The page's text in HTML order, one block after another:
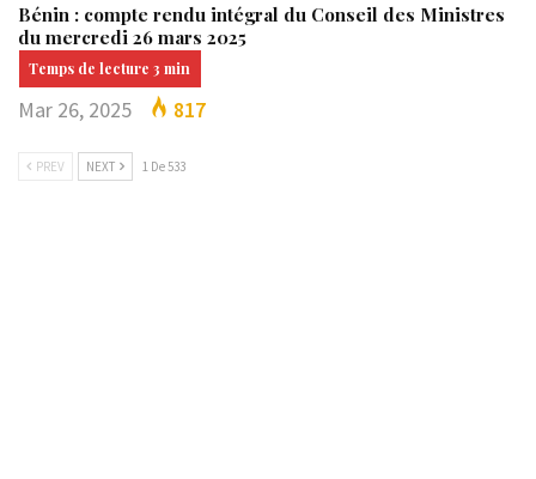
Bénin : compte rendu intégral du Conseil des Ministres
du mercredi 26 mars 2025
Mar 26, 2025 817
PREV NEXT 1 De 533